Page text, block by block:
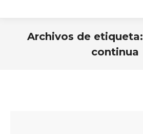
Archivos de etiqueta:
continua